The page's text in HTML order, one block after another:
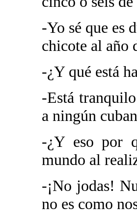
-Yo sé que es
chicote al año
-¿Y qué está
-Está
a ningún
-¿Y eso por
mundo al
-¡No jodas!
no es como